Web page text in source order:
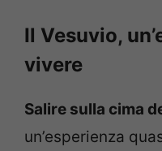
Il Vesuvio,
vivere
Salire sulla cima
un’esperienza